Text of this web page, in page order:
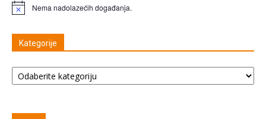
NapomenaNema nadolazećih događanja.
Kategorije
Kategorije